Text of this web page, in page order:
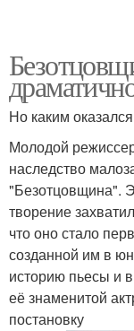
Но каким
Молодой
наследство
"Безотцовщина".
творение
что оно стало
созданной им в
историю пьесы и
её знаменитой
постановку